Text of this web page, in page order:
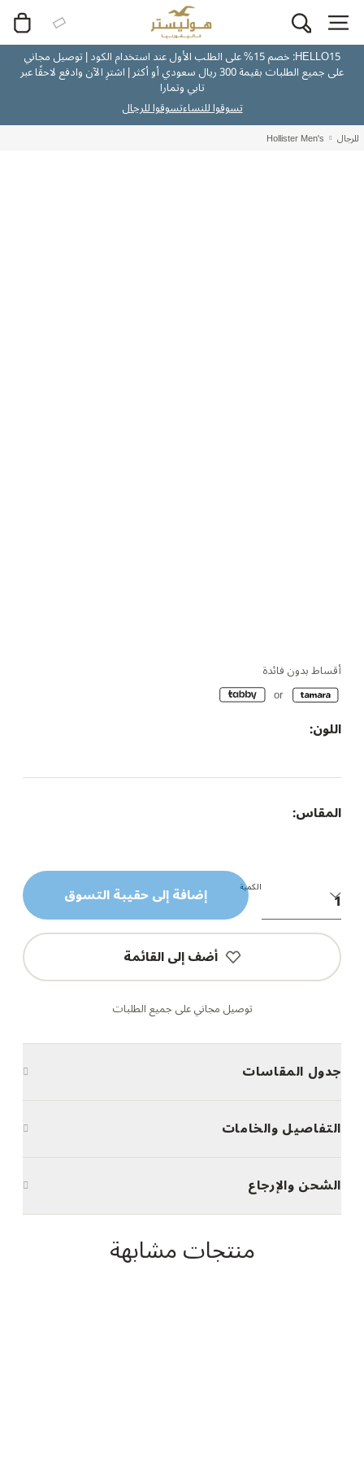
HELLO15: خصم 15% على الطلب الأول عند استخدام الكود | توصيل مجاني
على جميع الطلبات بقيمة 300 ريال سعودي أو أكثر | اشترِ الآن وادفع لاحقًا عبر
تابي وتمارا
تسوقوا للنساءتسوقوا للرجال
للرجال Hollister Men's
أقساط بدون فائدة
اللون:
المقاس:
الكمية إضافة إلى حقيبة التسوق
أضف إلى القائمة
توصيل مجاني على جميع الطلبات
جدول المقاسات
التفاصيل والخامات
الشحن والإرجاع
منتجات مشابهة